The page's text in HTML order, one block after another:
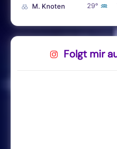
M. Knoten 29° ♒
Folgt mir